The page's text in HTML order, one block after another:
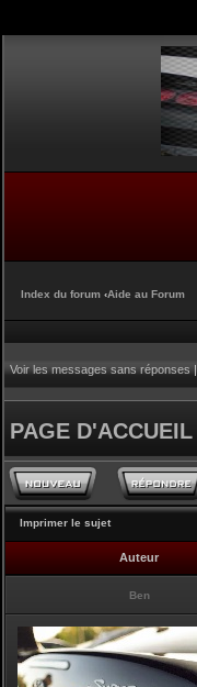
Index du forum ‹Aide au Forum
Voir les messages sans réponses
PAGE
Imprimer le sujet
Auteur
Ben